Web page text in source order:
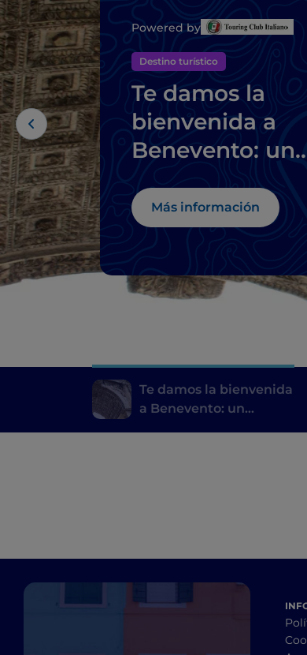
Powered by
Destino turístico
Te damos la
bienvenida a
Benevento: un
su Pietrelcina
Más información
Te damos la bienvenida
a Benevento: un